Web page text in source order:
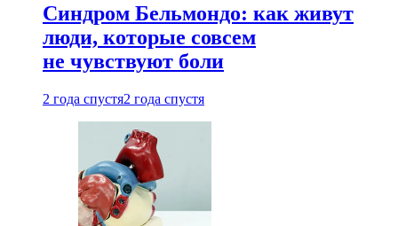
Синдром Бельмондо: как живут
люди, которые совсем
не чувствуют боли
2 года спустя2 года спустя